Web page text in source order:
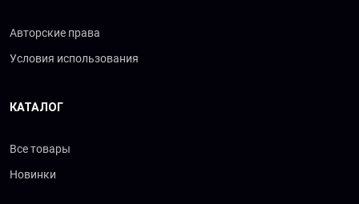
Авторские права
Условия использования
КАТАЛОГ
Все товары
Новинки